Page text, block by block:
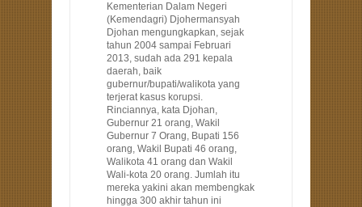
Kementerian Dalam Negeri
(Kemendagri) Djohermansyah
Djohan mengungkapkan, sejak
tahun 2004 sampai Februari
2013, sudah ada 291 kepala
daerah, baik
gubernur/bupati/walikota yang
terjerat kasus korupsi.
Rinciannya, kata Djohan,
Gubernur 21 orang, Wakil
Gubernur 7 Orang, Bupati 156
orang, Wakil Bupati 46 orang,
Walikota 41 orang dan Wakil
Wali-kota 20 orang. Jumlah itu
mereka yakini akan membengkak
hingga 300 akhir tahun ini